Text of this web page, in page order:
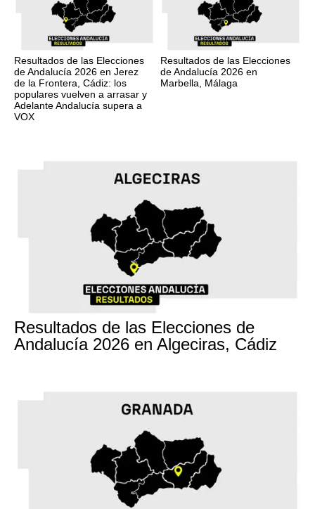
Resultados de las Elecciones
de Andalucía 2026 en Jerez
de la Frontera, Cádiz: los
populares vuelven a arrasar y
Adelante Andalucía supera a
VOX
Resultados de las Elecciones
de Andalucía 2026 en
Marbella, Málaga
Resultados de las Elecciones de
Andalucía 2026 en Algeciras, Cádiz